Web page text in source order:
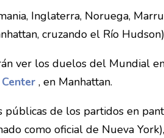
Inglaterra, Noruega,
cruzando el Río
ver los duelos del Mundial
, en Manhattan.
públicas de los partidos en
como oficial de Nueva